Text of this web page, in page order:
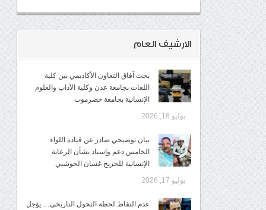
الارشيف العام
بحث آفاق التعاون الأكاديمي بين كلية
اللغات بجامعة عدن وكلية الآداب والعلوم
الإنسانية بجامعة حضرموت
يوليو 18, 2026
​بيان توضيحي صادر عن قيادة اللواء
الخامس دعم وإسناد بشأن الرعاية
الإنسانية للجريح غسان الحوشبي
يوليو 17, 2026
عدم التقاط لحظة التحول التاريخي… يؤجل